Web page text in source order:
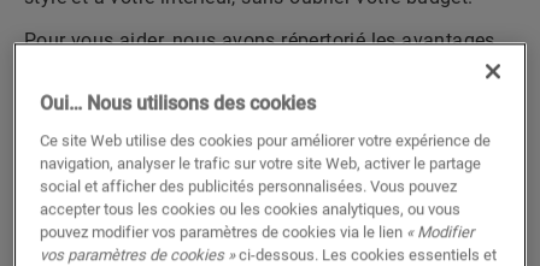
Pour vous aider, nous avons répertorié les avantages
stratifiés Muse et des dalles en pierre véritable.
DÉCOUVREZ LA COLLECTION MUSE
Oui… Nous utilisons des cookies
Ce site Web utilise des cookies pour améliorer votre expérience de
navigation, analyser le trafic sur votre site Web, activer le partage
social et afficher des publicités personnalisées. Vous pouvez
accepter tous les cookies ou les cookies analytiques, ou vous
pouvez modifier vos paramètres de cookies via le lien « Modifier
vos paramètres de cookies »ci-dessous. Les cookies essentiels et